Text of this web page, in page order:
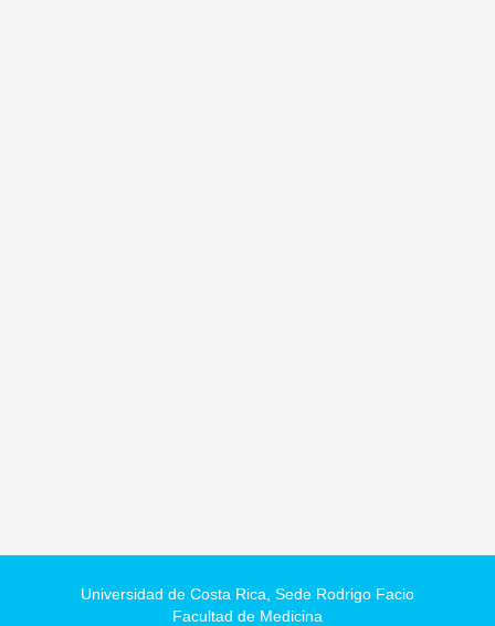
Universidad de Costa Rica, Sede Rodrigo Facio
Facultad de Medicina